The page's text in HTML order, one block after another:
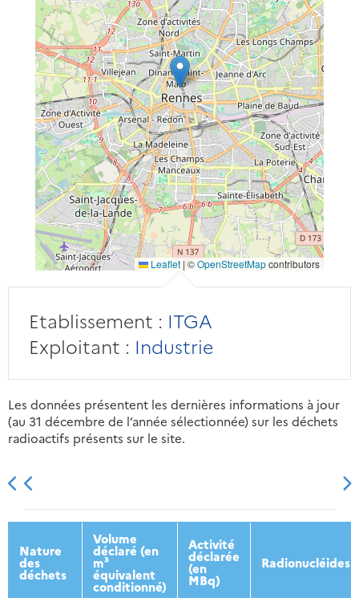
Leaflet | ©OpenStreetMapcontributors
Etablissement : ITGA
Exploitant : Industrie
Les données présentent les dernières informations à jour
(au 31 décembre de l’année sélectionnée) sur les déchets
radioactifs présents sur le site.
2013 2014 2015 2016
Nature
des
déchets
Volume
déclaré (en
m³
équivalent
conditionné)
Activité
déclarée
(en
MBq)
Radionucléides